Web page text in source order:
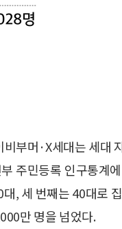
부머·X세대는 세대
주민등록 인구통계
, 세 번째는 40대로
만 명을 넘었다.